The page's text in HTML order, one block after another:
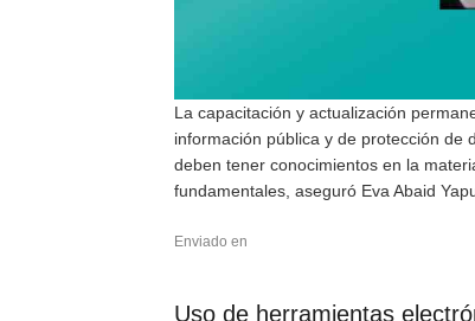
La capacitación y actualización
información pública y de protección de
deben tener conocimientos en la
fundamentales, aseguró Eva Abaid
Enviado en
Uso de herramientas